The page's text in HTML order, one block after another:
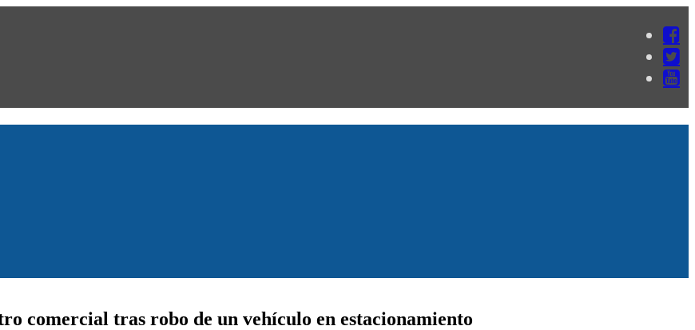
comercial tras robo de un vehículo en estacionamiento